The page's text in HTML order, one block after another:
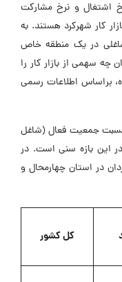
اشتغال و نرخ مشارکت
کار شهرکرد هستند. به
در یک منطقه خاص
چه سهمی از بازار کار را
براساس اطلاعات رسمی
جمعیت فعال (شاغل
در این بازه سنی است. در
در استان چهارمحال و
کل کشور